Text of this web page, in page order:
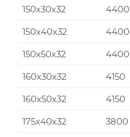
150x30x32
4400
150x40x32
4400
150x50x32
4400
160x30x32
4150
160x50x32
4150
175x40x32
3800